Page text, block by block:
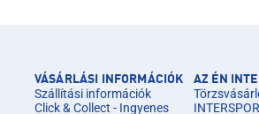
VÁSÁRLÁSI INFORMÁCIÓK
Szállítási információk
Click & Collect - Ingyenes
AZ ÉN